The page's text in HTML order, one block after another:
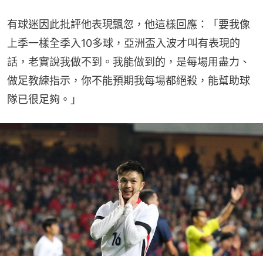
有球迷因此批評他表現飄忽，他這樣回應：「要我像
上季一樣全季入10多球，亞洲盃入波才叫有表現的
話，老實說我做不到。我能做到的，是每場用盡力、
做足教練指示，你不能預期我每場都絕殺，能幫助球
隊已很足夠。」